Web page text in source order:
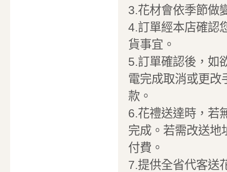
3.花材會依季節做
4.訂單經本店確認
貨事宜。
5.訂單確認後，如
電完成取消或更改
款。
6.花禮送達時，若
完成。若需改送地
付費。
7.提供全省代客送